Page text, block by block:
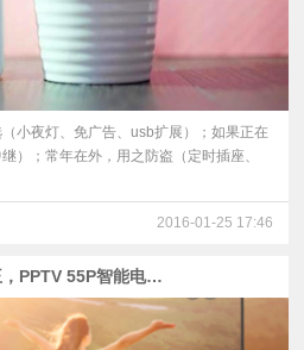
小夜灯、免广告、usb扩展）；如果正在
）；常年在外，用之防盗（定时插座、
2016-01-25 17:46
有设计有内涵的性价比之王，PPTV 55P智能电视体验